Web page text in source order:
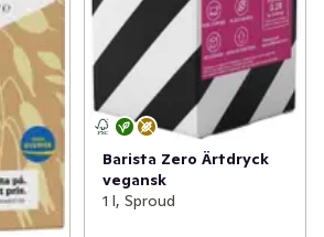
Barista Zero Ärtdryck
vegansk
1 l, Sproud